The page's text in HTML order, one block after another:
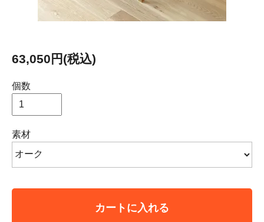
63,050円(税込)
個数
素材
カートに入れる